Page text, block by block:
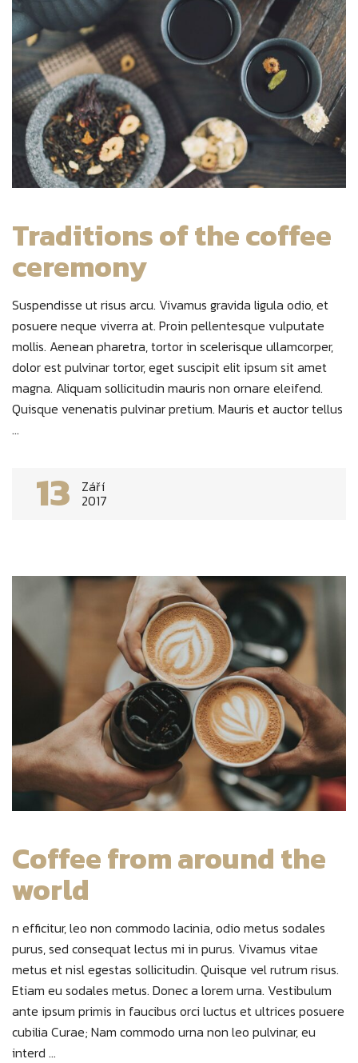
Traditions of the coffee
ceremony
Suspendisse ut risus arcu. Vivamus gravida ligula odio, et
posuere neque viverra at. Proin pellentesque vulputate
mollis. Aenean pharetra, tortor in scelerisque ullamcorper,
dolor est pulvinar tortor, eget suscipit elit ipsum sit amet
magna. Aliquam sollicitudin mauris non ornare eleifend.
Quisque venenatis pulvinar pretium. Mauris et auctor tellus
...
13 Září
2017
Coffee from around the
world
n efficitur, leo non commodo lacinia, odio metus sodales
purus, sed consequat lectus mi in purus. Vivamus vitae
metus et nisl egestas sollicitudin. Quisque vel rutrum risus.
Etiam eu sodales metus. Donec a lorem urna. Vestibulum
ante ipsum primis in faucibus orci luctus et ultrices posuere
cubilia Curae; Nam commodo urna non leo pulvinar, eu
interd ...